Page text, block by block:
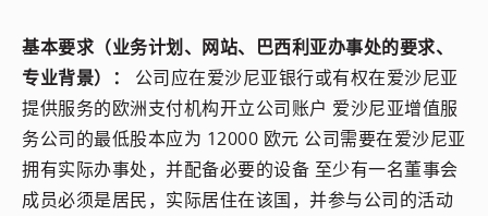
基本要求（业务计划、网站、巴西利亚办事处的要求、
专业背景）： 公司应在爱沙尼亚银行或有权在爱沙尼亚
提供服务的欧洲支付机构开立公司账户 爱沙尼亚增值服
务公司的最低股本应为 12000 欧元 公司需要在爱沙尼亚
拥有实际办事处，并配备必要的设备 至少有一名董事会
成员必须是居民，实际居住在该国，并参与公司的活动